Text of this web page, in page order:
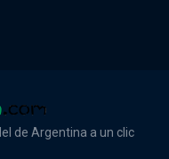
de Argentina a un clic